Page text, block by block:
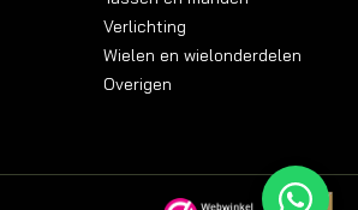
Verlichting
Wielen en wielonderdelen
Overigen